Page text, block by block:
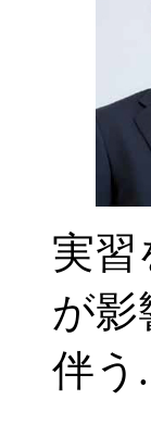
実習
が影
伴う